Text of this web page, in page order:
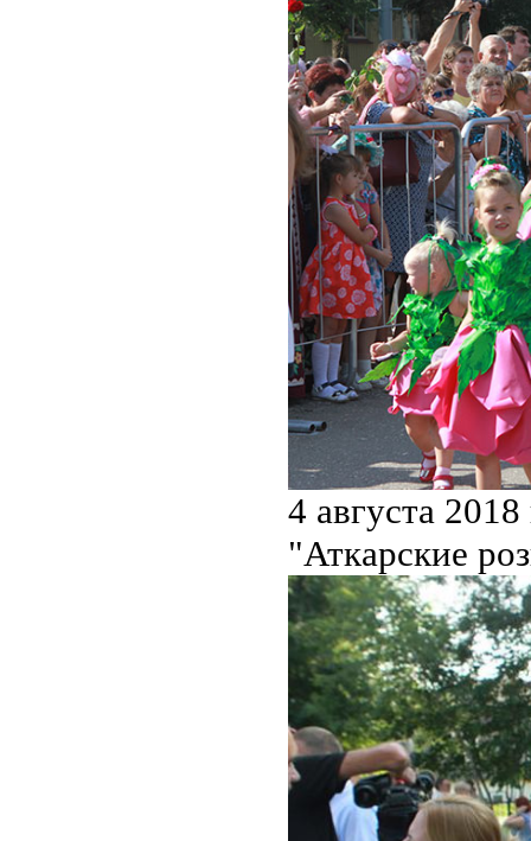
4 августа
"Аткарские